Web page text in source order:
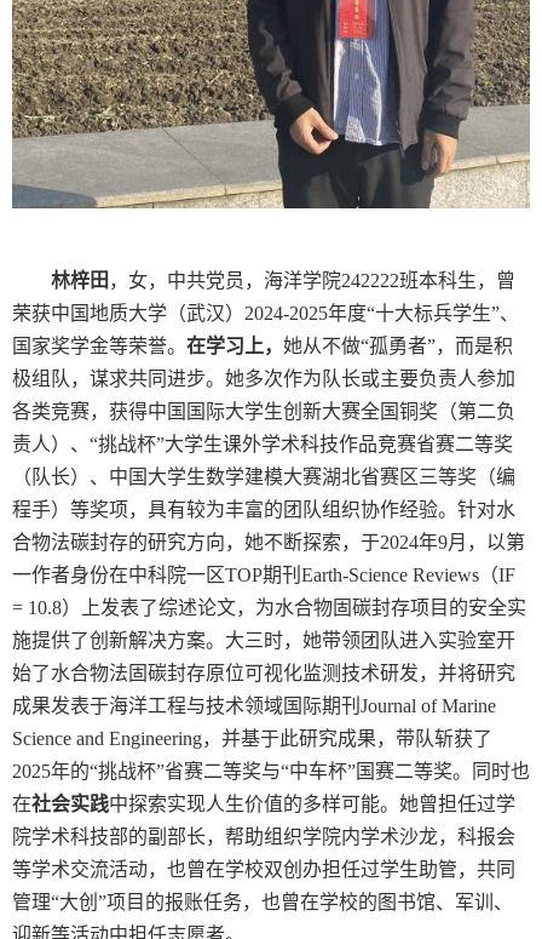
林梓田 ， 女，中共党员，海洋学院242222班本科生，
曾
荣获中国地质大学（武汉） 2024-2025年度“十大标兵学生”、
国家奖学金等荣誉。 在学习上， 她从不做“孤勇者”，而是积
极组队，谋求共同进步。 她多次作为队长或主要负责人参加
各类竞赛，获得中国国际大学生创新大赛全国铜奖（第二负
责人）、 “挑战杯”大学生课外学术科技作品竞赛省赛二等奖
（队长）、中国大学生数学建模大赛湖北省赛区三等奖（编
程手）等奖项，具有较为丰富的团队组织协作经验。针对水
合物法碳封存的研究方向， 她不断探索，于2024年9月，以第
一作者身份在中科院一区TOP期刊 Earth-Science Reviews （IF
= 10.8）上发表了综述论文，为水合物固碳封存项目的安全实
施提供了创新解决方案。大三时， 她带领团队进入实验室开
始了水合物法固碳封存原位可视化监测技术研发，并将研究
成果发表于海洋工程与技术领域国际期刊 Journal of Marine
Science and Engineering，并基于此研究成果，带队斩获了
2025年的“挑战杯”省赛二等奖与“中车杯”国赛二等奖。
同时也
在社会实践中探索实现人生价值的多样可能。 她曾担任过学
院学术科技部的副部长，帮助组织学院内学术沙龙，科报会
等学术交流活动，也曾在学校双创办担任过学生助管，共同
管理“大创”项目的报账任务，也曾在学校的图书馆、军训、